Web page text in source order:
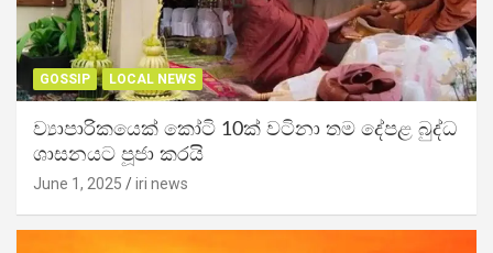
GOSSIP LOCAL NEWS
ව්‍යාපාරිකයෙක් කෝටි 10ක් වටිනා තම දේපළ බුද්ධ
ශාසනයට පූජා කරයි
June 1, 2025 iri news